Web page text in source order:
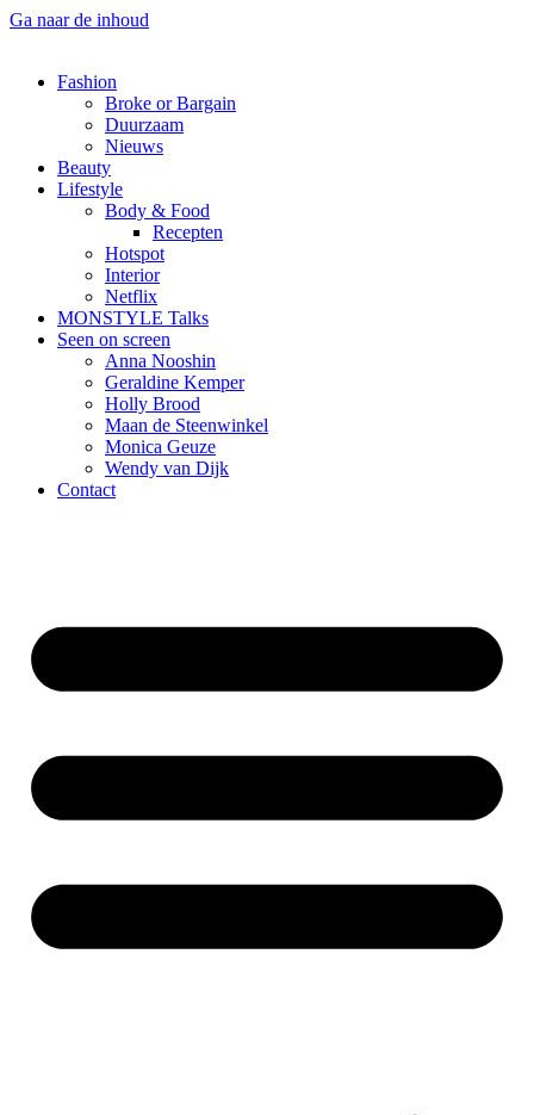
Ga naar de inhoud
Fashion
Broke or Bargain
Duurzaam
Nieuws
Beauty
Lifestyle
Body & Food
Recepten
Hotspot
Interior
Netflix
MONSTYLE Talks
Seen on screen
Anna Nooshin
Geraldine Kemper
Holly Brood
Maan de Steenwinkel
Monica Geuze
Wendy van Dijk
Contact